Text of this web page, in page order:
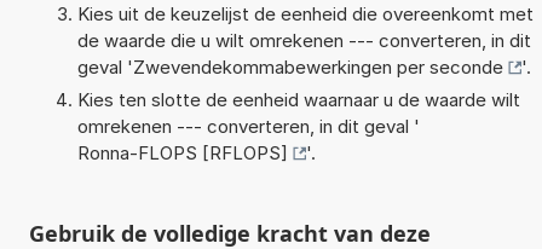
Kies uit de keuzelijst de eenheid die overeenkomt met
de waarde die u wilt omrekenen --- converteren, in dit
geval 'Zwevendekommabewerkingen per seconde
'.
Kies ten slotte de eenheid waarnaar u de waarde wilt
omrekenen --- converteren, in dit geval '
Ronna-FLOPS [RFLOPS]
'.
Gebruik de volledige kracht van deze